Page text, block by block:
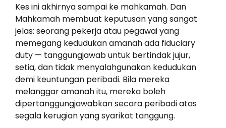
Kes ini akhirnya sampai ke mahkamah. Dan
Mahkamah membuat keputusan yang sangat
jelas: seorang pekerja atau pegawai yang
memegang kedudukan amanah ada fiduciary
duty — tanggungjawab untuk bertindak jujur,
setia, dan tidak menyalahgunakan kedudukan
demi keuntungan peribadi. Bila mereka
melanggar amanah itu, mereka boleh
dipertanggungjawabkan secara peribadi atas
segala kerugian yang syarikat tanggung.